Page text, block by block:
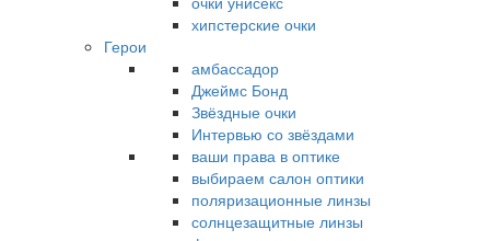
хипстерские очки
Герои
амбассадор
Джеймс Бонд
Звёздные очки
Интервью со звёздами
ваши права в оптике
выбираем салон оптики
поляризационные линзы
солнцезащитные линзы